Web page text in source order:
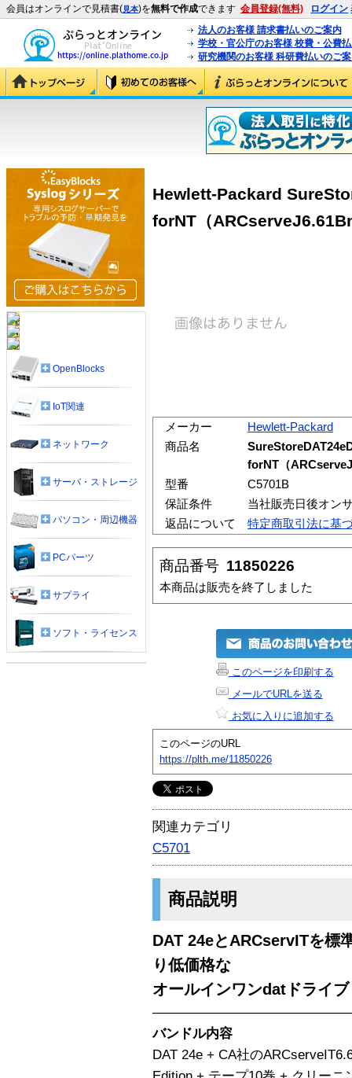
会員はオンラインで見積書(見本)を無料で作成できます 会員登録(無料) ログイン
法人のお客様 請求書払いのご案内
学校・官公庁のお客様 校費・公費
研究機関のお客様 科研費払いのご
Hewlett-Packard
forNT（
メーカー
Hewlett-Packard
商品名
forNT（
型番
C5701B
保証条件
当社販売日後オン
返品について
特定商取引法に基
商品番号 11850226
本商品は販売を終了しました
このページを印刷する
メールでURLを送る
お気に入りに追加する
このページのURL
https://plth.me/11850226
関連カテゴリ
C5701
商品説明
DAT 24eとARCservITを標
り低価格な
オールインワンdatドライブ
バンドル内容
DAT 24e + CA社の
OpenBlocks
IoT関連
ネットワーク
サーバ・ストレージ
パソコン・周辺機器
PCパーツ
サプライ
ソフト・ライセンス